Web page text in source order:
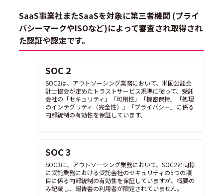
SaaS事業社またSaaSを対象に第三者機関 (プライ
バシーマークやISOなど)によって審査され取得され
た認証や認定です。
SOC 2
SOC2は、アウトソーシング業務において、米国公認会
計士協会が定めたトラストサービス規準に従って、受託
会社の「セキュリティ」「可用性」「機密保持」「処理
のインテグリティ（完全性）」「プライバシー」に係る
内部統制の有効性を保証しています。
SOC 3
SOC3は、アウトソーシング業務において、SOC2と同様
に受託業務における受託会社のセキュリティの5つの項
目に係る内部統制の有効性を保証していますが、概要の
み記載し、報告書の利用者が限定されていません。